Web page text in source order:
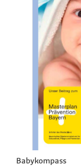
Babykompass